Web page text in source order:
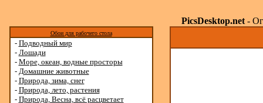
PicsDesktop.net-
Обои для рабочего стола
- Подводный мир
- Лошади
- Море, океан, водные просторы
- Домашние животные
- Природа, зима, снег
- Природа, лето, растения
- Природа, Весна, всё расцветает